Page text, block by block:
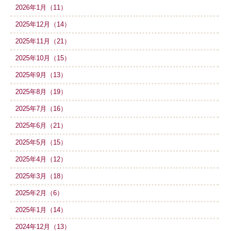
2026年1月（11）
2025年12月（14）
2025年11月（21）
2025年10月（15）
2025年9月（13）
2025年8月（19）
2025年7月（16）
2025年6月（21）
2025年5月（15）
2025年4月（12）
2025年3月（18）
2025年2月（6）
2025年1月（14）
2024年12月（13）